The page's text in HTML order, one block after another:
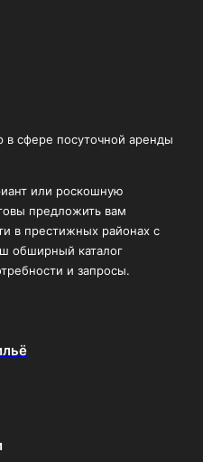
сфере посуточной аренды
или роскошную
предложить вам
в престижных районах с
обширный каталог
и запросы.